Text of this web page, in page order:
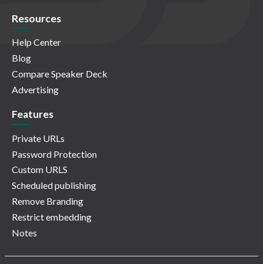
Resources
Help Center
Blog
Compare Speaker Deck
Advertising
Features
Private URLs
Password Protection
Custom URLS
Scheduled publishing
Remove Branding
Restrict embedding
Notes